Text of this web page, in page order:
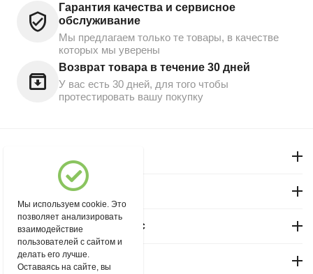
Гарантия качества и сервисное
обслуживание
Мы предлагаем только те товары, в качестве
которых мы уверены
Возврат товара в течение 30 дней
У вас есть 30 дней, для того чтобы
протестировать вашу покупку
Магазин "Северный"
Покупательский сервис
Контакты
Мы используем cookie. Это
позволяет анализировать
взаимодействие
пользователей с сайтом и
делать его лучше.
Оставаясь на сайте, вы